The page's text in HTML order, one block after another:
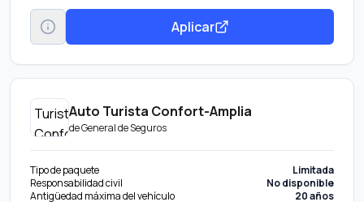
Aplicar
Auto Turista Confort-Amplia
deGeneral de Seguros
Tipo de paquete
Limitada
Responsabilidad civil
No disponible
Antigüedad máxima del vehículo
20 años